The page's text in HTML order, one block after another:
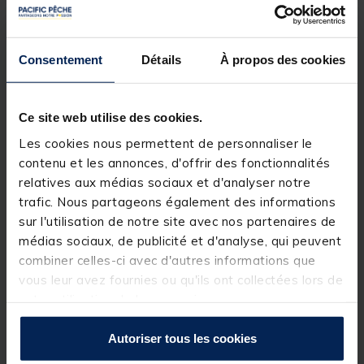
Consentement Détails À propos des cookies
Ce site web utilise des cookies.
Les cookies nous permettent de personnaliser le
contenu et les annonces, d'offrir des fonctionnalités
relatives aux médias sociaux et d'analyser notre
trafic. Nous partageons également des informations
sur l'utilisation de notre site avec nos partenaires de
médias sociaux, de publicité et d'analyse, qui peuvent
combiner celles-ci avec d'autres informations que
vous leur avez fournies ou qu'ils ont collectées lors de
Autoriser tous les cookies
Moteur Electrique Frazer 40 LBS
[object Object] out of 5 Customer Rating
(11)
Quantité: 1
Description
Performance et confort d’utilisation sont les
principaux atouts de cemoteur électrique
FRAZERqui répondra aux besoins des
électriques Frazer sont construits à partir de
excellente longévité. Les dernières innovations
puissance sans faille et une très grande facilité
d’usage. Cette nouvelle gamme de moteurs